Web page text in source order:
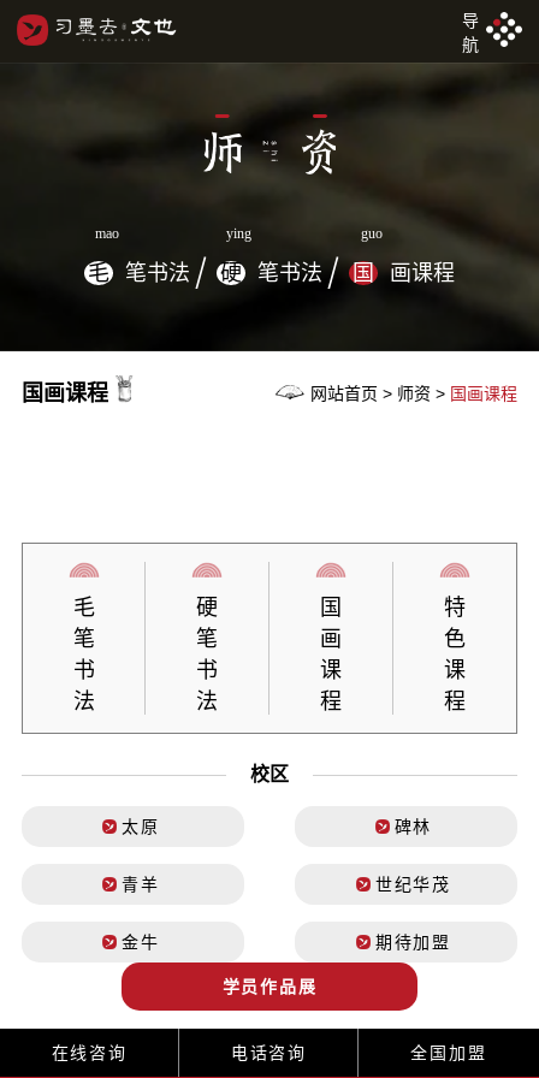
导
航
mao
毛 笔书法
ying
硬 笔书法
guo
国 画课程
国画课程 网站首页 > 师资 > 国画课程
毛
笔
书
法
硬
笔
书
法
国
画
课
程
特
色
课
程
校区
太原 碑林
青羊 世纪华茂
金牛 期待加盟
学员作品展
在线咨询 电话咨询 全国加盟